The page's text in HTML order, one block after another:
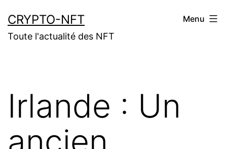
au
contenu
CRYPTO-NFT
Toute l'actualité des NFT
Menu
Irlande : Un
ancien